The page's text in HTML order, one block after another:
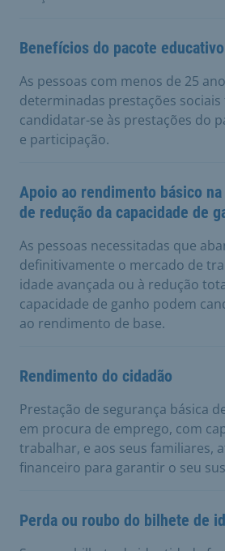
Benefícios do pacote educativo
As pessoas com menos de 25
determinadas prestações
candidatar-se às prestações do
e participação.
Apoio ao rendimento básico
de redução da capacidade de
As pessoas necessitadas que
definitivamente o mercado de
idade avançada ou à redução
capacidade de ganho podem
ao rendimento de base.
Rendimento do cidadão
Prestação de segurança básica
em procura de emprego, com
trabalhar, e aos seus familiares,
financeiro para garantir o seu
Perda ou roubo do bilhete de